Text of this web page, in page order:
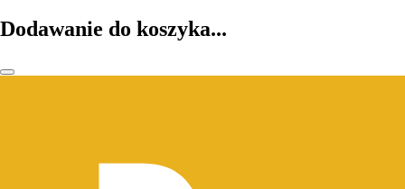
Dodawanie do koszyka...